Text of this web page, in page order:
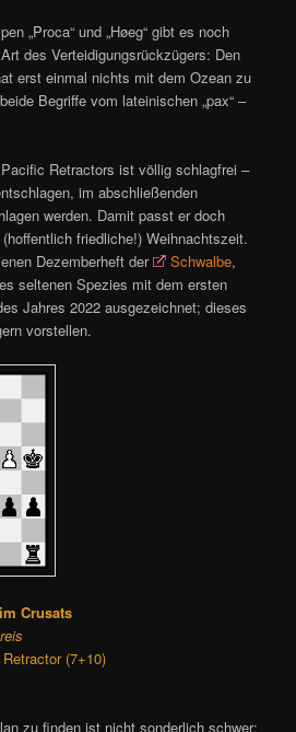
„Proca“ und „Høeg“ gibt es noch
des Verteidigungsrückzügers: Den
erst einmal nichts mit dem Ozean zu
Begriffe vom lateinischen „pax“ –
Retractors ist völlig schlagfrei –
im abschließenden
werden. Damit passt er doch
friedliche!) Weihnachtszeit.
Dezemberheft der
Schwalbe,
seltenen Spezies mit dem ersten
Jahres 2022 ausgezeichnet; dieses
vorstellen.
Crusats
(7+10)
zu finden ist nicht sonderlich schwer: